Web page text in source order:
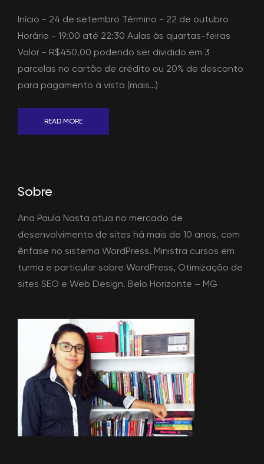
Início - 24 de setembro Término - 22 de outubro
Horário - 19:00 até 22:30 Aulas às quartas-feiras
Valor - R$450,00 podendo ser dividido em 3
parcelas no cartão de crédito ou 20% de desconto
para pagamento à vista (mais…)
READ MORE
Sobre
Ana Paula Nasta atua no mercado de
desenvolvimento de sites há mais de 10 anos, com
ênfase no sistema WordPress. Ministra cursos em
turma e particular sobre WordPress, Otimização de
sites SEO e Web Design. Belo Horizonte – MG